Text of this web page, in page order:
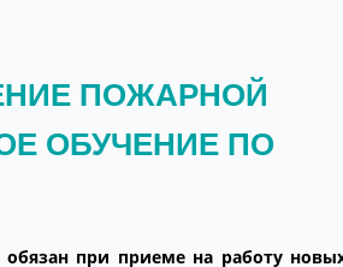
ПОЖАРНОЙ
ОБУЧЕНИЕ ПО
обязан при приеме на работу